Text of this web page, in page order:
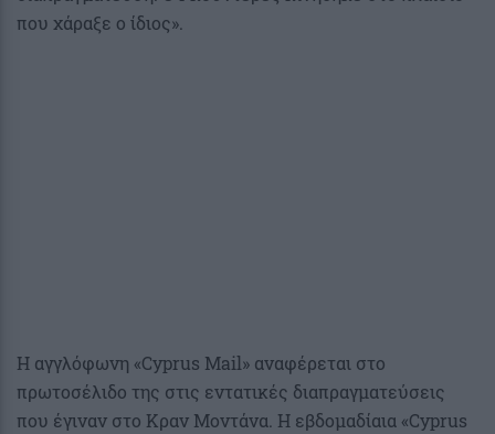
που χάραξε ο ίδιος».
Η αγγλόφωνη «Cyprus Mail» αναφέρεται στο
πρωτοσέλιδο της στις εντατικές διαπραγματεύσεις
που έγιναν στο Κραν Μοντάνα. Η εβδομαδίαια «Cyprus